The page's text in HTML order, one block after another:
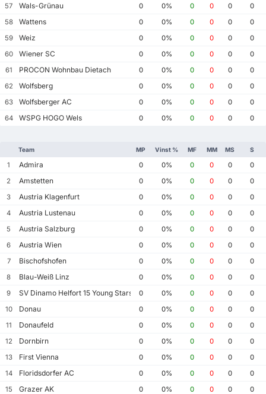
57
Wals-Grünau 0 0% 0 0 0
0
58
Wattens 0 0% 0 0 0
0
59
Weiz 0 0% 0 0 0
0
60
Wiener SC 0 0% 0 0 0
0
61
PROCON Wohnbau Dietach 0 0% 0 0 0
0
62
Wolfsberg 0 0% 0 0 0
0
63
Wolfsberger AC 0 0% 0 0 0
0
64
WSPG HOGO Wels 0 0% 0 0 0 0
Team MP Vinst % MF MM MS S
1 Admira 0 0% 0 0 0
0
2
Amstetten 0 0% 0 0 0
0
3
Austria Klagenfurt 0 0% 0 0 0
0
4
Austria Lustenau 0 0% 0 0 0
0
5
Austria Salzburg 0 0% 0 0 0
0
6
Austria Wien 0 0% 0 0 0
0
7
Bischofshofen 0 0% 0 0 0
0
8
Blau-Weiß Linz 0 0% 0 0 0
0
9
SV Dinamo Helfort 15 Young Stars FC
0 0% 0 0 0
0
10
Donau 0 0% 0 0 0
0
11
Donaufeld 0 0% 0 0 0
0
12
Dornbirn 0 0% 0 0 0
0
13
First Vienna 0 0% 0 0 0
0
14
Floridsdorfer AC 0 0% 0 0 0
0
15
Grazer AK 0 0% 0 0 0
0